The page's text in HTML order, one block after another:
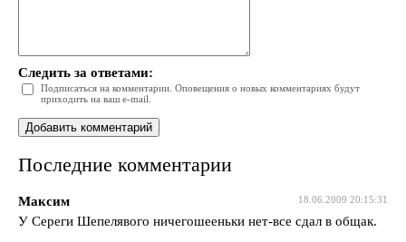
Следить за ответами:
Подписаться на комментарии. Оповещения о новых комментариях будут
приходить на ваш e-mail.
Последние комментарии
18.06.2009 20:15:31
Максим
У Сереги Шепелявого ничегошееньки нет-все сдал в общак.